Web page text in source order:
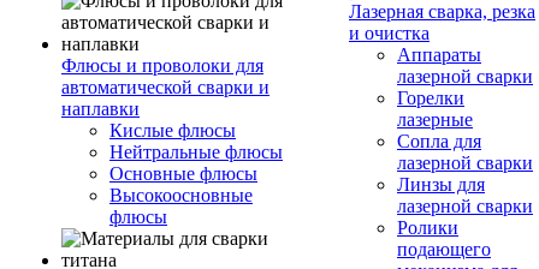
Флюсы и проволоки для
автоматической сварки и
наплавки
Кислые флюсы
Нейтральные флюсы
Основные флюсы
Высокоосновные
флюсы
Лазерная сварка, резка
и очистка
Аппараты
лазерной сварки
Горелки
лазерные
Сопла для
лазерной сварки
Линзы для
лазерной сварки
Ролики
подающего